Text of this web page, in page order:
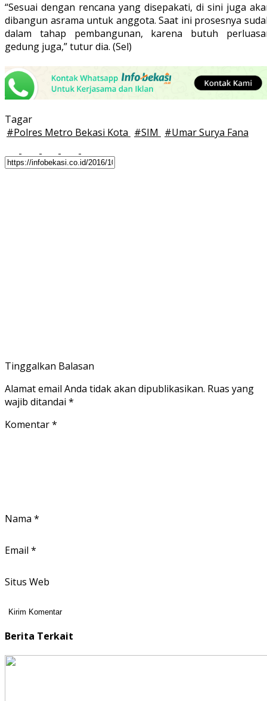
“Sesuai dengan rencana yang disepakati, di sini juga
dibangun asrama untuk anggota. Saat ini prosesnya
dalam tahap pembangunan, karena butuh
gedung juga,” tutur dia. (Sel)
Tagar
#Polres Metro Bekasi Kota #SIM #Umar Surya Fana
Tinggalkan Balasan
Alamat email Anda tidak akan dipublikasikan. Ruas yang
wajib ditandai *
Komentar*
Nama *
Email *
Situs Web
Berita Terkait